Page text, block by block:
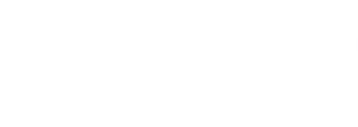
נדרש העסק לניהול ספרי